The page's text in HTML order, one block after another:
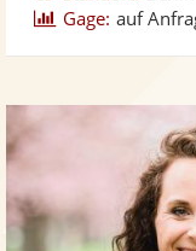
Gage: auf